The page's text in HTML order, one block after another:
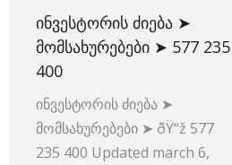
ᲘᲜᲕᲔᲡᲢᲝᲠᲘᲡ ᲫᲘᲔᲑᲐ ➤
ᲛᲝᲛᲡᲐᲮᲣᲠᲔᲑᲔᲑᲘ ➤ 577 235
400
ინვესტორის ძიება ➤
მომსახურებები ➤ ðŸ“ž 577
235 400 Updated march 6,